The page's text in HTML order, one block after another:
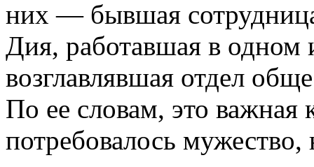
них — бывшая
Дия, работавшая в одном
возглавлявшая отдел
По ее словам, это важная
потребовалось